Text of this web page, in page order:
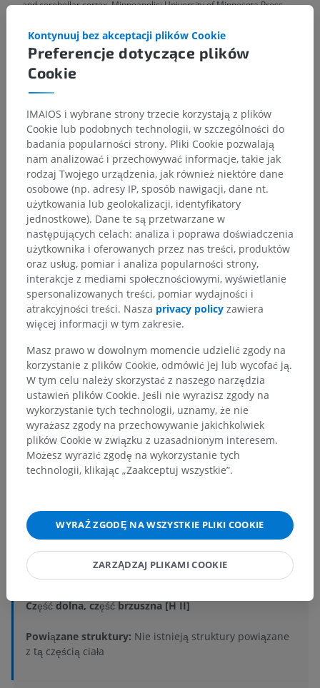
and cerebellar cortex. Minneapolis: University of Minnesota Press.
Snell, R.S. (2010). ‘Chapter6: The Cerebellum and its Connections’, in
Clinical Neuroanatomy. (7th ed.) Philadelphia: Wolters Kluwer
Health/Lippincott Williams & Wilkins, pp. 232-233.
Galeria
Hierarchia anatomiczna
Anatomia człowieka 2
Układ nerwowy> Centralny system nerwowy
Mózg> Móżdżek> Półkule móżdżku>
Część dolna, część brzuszna [H II]
Powiązane struktury: Nie istnieją struktury powiązane
z tą częścią ciała
Preferencje dotyczące plików
Cookie
Kontynuuj bez akceptacji plików Cookie
IMAIOS i wybrane strony trzecie korzystają z plików
Cookie lub podobnych technologii, w szczególności do
badania popularności strony. Pliki Cookie pozwalają
nam analizować i przechowywać informacje, takie jak
rodzaj Twojego urządzenia, jak również niektóre dane
osobowe (np. adresy IP, sposób nawigacji, dane nt.
użytkowania lub geolokalizacji, identyfikatory
jednostkowe). Dane te są przetwarzane w
następujących celach: analiza i poprawa doświadczenia
użytkownika i oferowanych przez nas treści, produktów
oraz usług, pomiar i analiza popularności strony,
interakcje z mediami społecznościowymi, wyświetlanie
spersonalizowanych treści, pomiar wydajności i
atrakcyjności treści. Nasza privacy policy zawiera
więcej informacji w tym zakresie.
Masz prawo w dowolnym momencie udzielić zgody na
korzystanie z plików Cookie, odmówić jej lub wycofać ją.
W tym celu należy skorzystać z naszego narzędzia
ustawień plików Cookie. Jeśli nie wyrazisz zgody na
wykorzystanie tych technologii, uznamy, że nie
wyrażasz zgody na przechowywanie jakichkolwiek
plików Cookie w związku z uzasadnionym interesem.
Możesz wyrazić zgodę na wykorzystanie tych
technologii, klikając „Zaakceptuj wszystkie”.
WYRAŹ ZGODĘ NA WSZYSTKIE PLIKI COOKIE
ZARZĄDZAJ PLIKAMI COOKIE